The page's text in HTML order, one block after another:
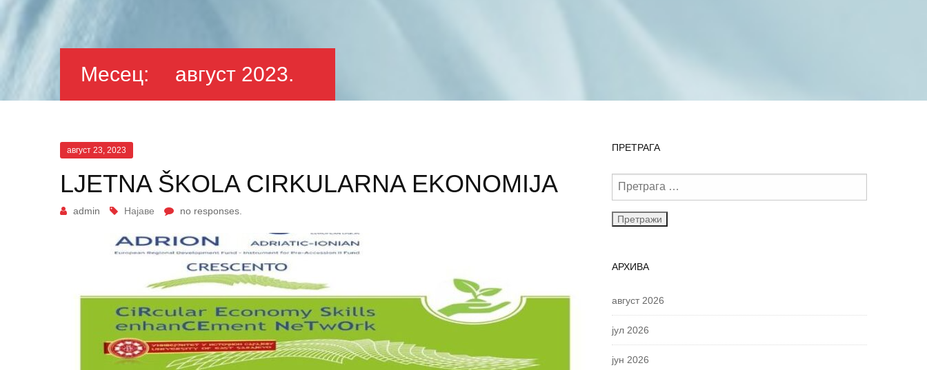
Месец: август 2023.
август 23, 2023
LJETNA ŠKOLA CIRKULARNA EKONOMIJA
admin Најаве no responses.
ПРЕТРАГА
АРХИВА
август 2026
јул 2026
јун 2026